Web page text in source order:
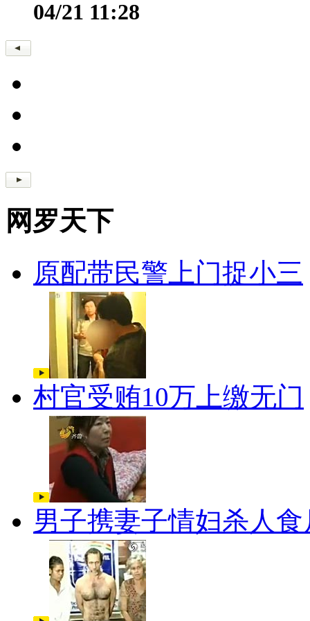
04/21 11:28
网罗天下
原配带民警上门捉小三
村官受贿10万上缴无门
男子携妻子情妇杀人食